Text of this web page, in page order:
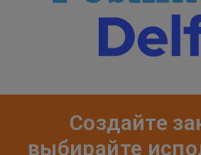
Создайте
выбирайте